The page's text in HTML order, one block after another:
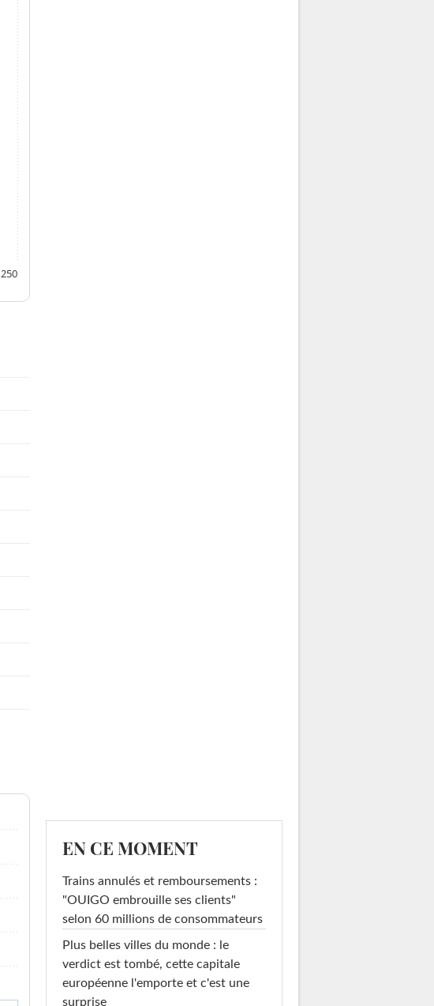
250
EN CE MOMENT
Trains annulés et remboursements :
"OUIGO embrouille ses clients"
selon 60 millions de consommateurs
Plus belles villes du monde : le
verdict est tombé, cette capitale
européenne l'emporte et c'est une
surprise